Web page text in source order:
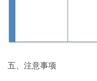
五、注意事项